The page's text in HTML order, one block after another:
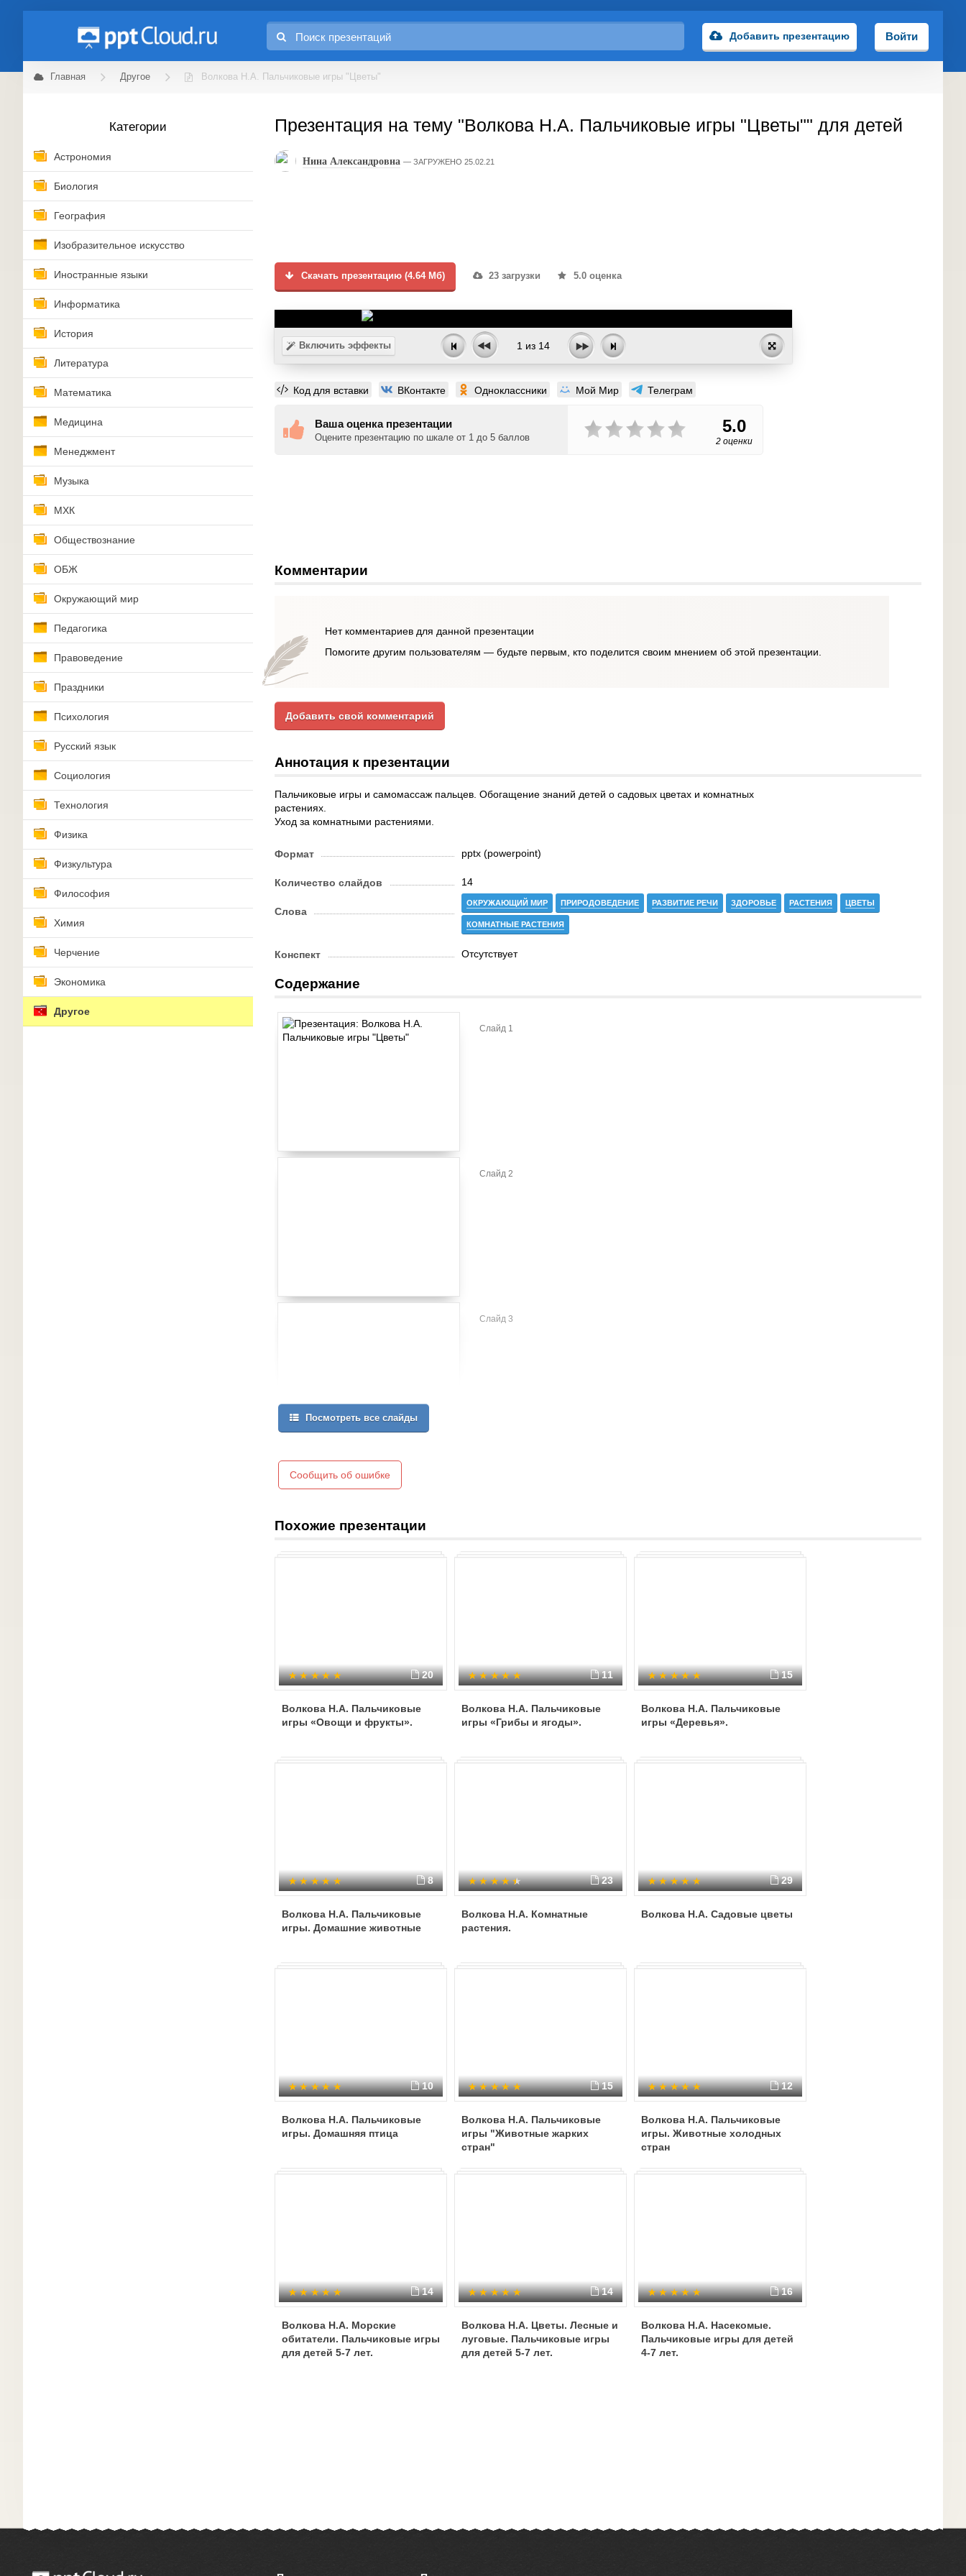
Добавить презентацию Войти
Главная Другое Волкова Н.А. Пальчиковые игры "Цветы"
Категории
Астрономия
Биология
География
Изобразительное искусство
Иностранные языки
Информатика
История
Литература
Математика
Медицина
Менеджмент
Музыка
МХК
Обществознание
ОБЖ
Окружающий мир
Педагогика
Правоведение
Праздники
Психология
Русский язык
Социология
Технология
Физика
Физкультура
Философия
Химия
Черчение
Экономика
Другое
Презентация на тему "Волкова Н.А. Пальчиковые игры "Цветы"" для детей
Нина Александровна ЗАГРУЖЕНО 25.02.21
Скачать презентацию (4.64 Мб) 23 загрузки 5.0 оценка
Включить эффекты 1 из 14
Код для вставки ВКонтакте Одноклассники Мой Мир Телеграм
Ваша оценка презентации
Оцените презентацию по шкале от 1 до 5 баллов
5.0
2 оценки
Комментарии
Нет комментариев для данной презентации
Помогите другим пользователям — будьте первым, кто поделится своим мнением об этой презентации.
Добавить свой комментарий
Аннотация к презентации
Пальчиковые игры и самомассаж пальцев. Обогащение знаний детей о садовых цветах и комнатных
растениях.
Уход за комнатными растениями.
Формат pptx (powerpoint)
Количество слайдов 14
Слова
ОКРУЖАЮЩИЙ МИР ПРИРОДОВЕДЕНИЕ РАЗВИТИЕ РЕЧИ ЗДОРОВЬЕ РАСТЕНИЯ ЦВЕТЫ
КОМНАТНЫЕ РАСТЕНИЯ
Конспект Отсутствует
Содержание
Слайд 1
Слайд 2
Слайд 3
Посмотреть все слайды
Сообщить об ошибке
Похожие презентации
20
Волкова Н.А. Пальчиковые
игры «Овощи и фрукты».
11
Волкова Н.А. Пальчиковые
игры «Грибы и ягоды».
15
Волкова Н.А. Пальчиковые
игры «Деревья».
8
Волкова Н.А. Пальчиковые
игры. Домашние животные
23
Волкова Н.А. Комнатные
растения.
29
Волкова Н.А. Садовые цветы
10
Волкова Н.А. Пальчиковые
игры. Домашняя птица
15
Волкова Н.А. Пальчиковые
игры "Животные жарких
стран"
12
Волкова Н.А. Пальчиковые
игры. Животные холодных
стран
14
Волкова Н.А. Морские
обитатели. Пальчиковые игры
для детей 5-7 лет.
14
Волкова Н.А. Цветы. Лесные и
луговые. Пальчиковые игры
для детей 5-7 лет.
16
Волкова Н.А. Насекомые.
Пальчиковые игры для детей
4-7 лет.